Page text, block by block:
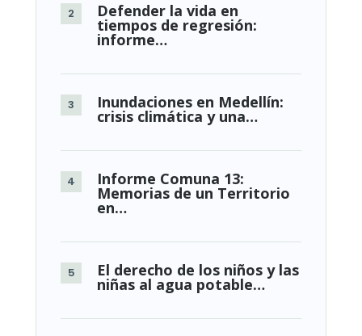
Defender la vida en
tiempos de regresión:
informe…
Inundaciones en Medellín:
crisis climática y una…
Informe Comuna 13:
Memorias de un Territorio
en…
El derecho de los niños y las
niñas al agua potable…